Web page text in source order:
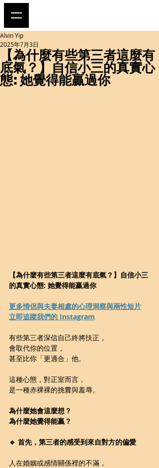
【為什麼有些第三者這麼有
底氣？】自信小三的真實心
態: 她覺得能贏過你
Alvin Yip
2025年7月3日
【為什麼有些第三者這麼有底氣？】自信小三
的真實心態: 她覺得能贏過你
更多情侶與夫妻相處的心理洞察與兩性短片
立即追蹤我們的 Instagram
有些第三者深信自己終將扶正 ，
會取代你的位置，
甚至比你「更適合」他。
這種心態，對正室而言，
是一種赤裸裸的挑釁與羞辱。
為什麼她會這麼想？
為什麼她覺得能贏？
🔹 首先，第三者的感受到來自對方的偏愛
人在婚姻或感情關係裡的不滿，